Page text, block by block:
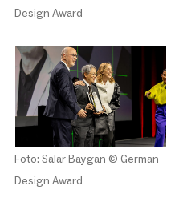
Design Award
Foto: Salar Baygan © German
Design Award